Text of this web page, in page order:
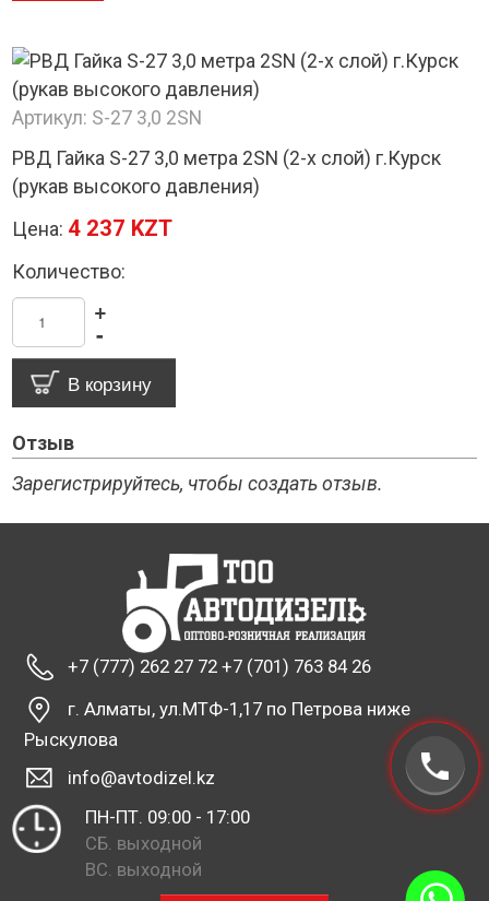
Артикул: S-27 3,0 2SN
РВД Гайка S-27 3,0 метра 2SN (2-х слой) г.Курск
(рукав высокого давления)
Цена: 4 237 KZT
Количество:
-
+
Отзыв
Зарегистрируйтесь, чтобы создать отзыв.
+7 (777) 262 27 72 +7 (701) 763 84 26
г. Алматы, ул.МТФ-1,17 по Петрова ниже
Рыскулова
info@avtodizel.kz
ПН-ПТ. 09:00 - 17:00
СБ. выходной
ВС. выходной